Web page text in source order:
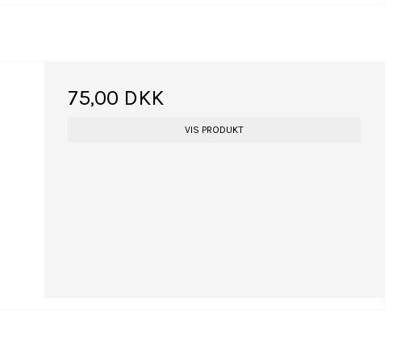
75,00 DKK
VIS PRODUKT